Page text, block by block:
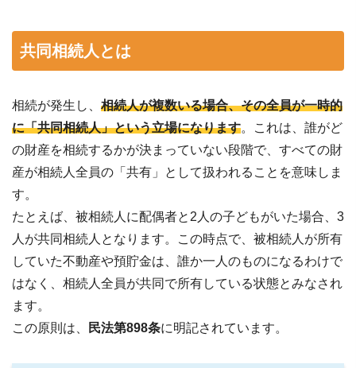
共同相続人とは
相続が発生し、 相続人が複数いる場合、その全員が一時的
に「共同相続人」という立場になります。これは、誰がど
の財産を相続するかが決まっていない段階で、すべての財
産が相続人全員の「共有」として扱われることを意味しま
す。
たとえば、被相続人に配偶者と2人の子どもがいた場合、3
人が共同相続人となります。この時点で、被相続人が所有
していた不動産や預貯金は、誰か一人のものになるわけで
はなく、相続人全員が共同で所有している状態とみなされ
ます。
この原則は、
民法第898条に明記されています。